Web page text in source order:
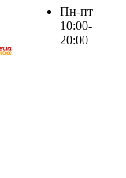
Пн-пт
10:00-
20:00